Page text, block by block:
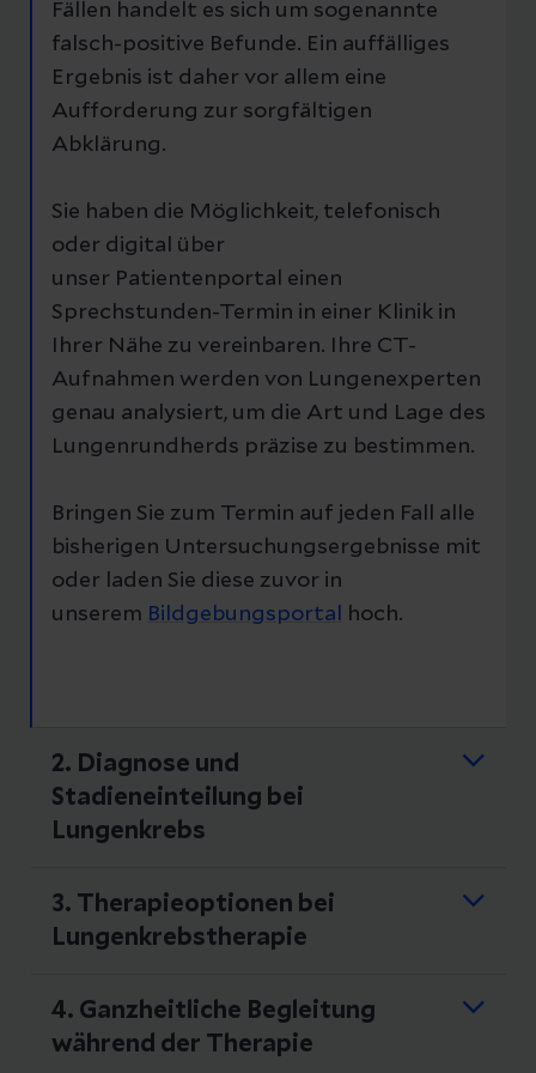
Fällen handelt es sich um sogenannte
falsch-positive Befunde. Ein auffälliges
Ergebnis ist daher vor allem eine
Aufforderung zur sorgfältigen
Abklärung.
Sie haben die Möglichkeit, telefonisch
oder digital über
unser Patientenportal einen
Sprechstunden-Termin in einer Klinik in
Ihrer Nähe zu vereinbaren. Ihre CT-
Aufnahmen werden von Lungenexperten
genau analysiert, um die Art und Lage des
Lungenrundherds präzise zu bestimmen.
Bringen Sie zum Termin auf jeden Fall alle
bisherigen Untersuchungsergebnisse mit
oder laden Sie diese zuvor in
unserem Bildgebungsportal hoch.
2. Diagnose und
Stadieneinteilung bei
Lungenkrebs
In der Regel wird eine Krebsdiagnose
durch eine Lungenbiopsie gesichert.
entnommen, die anschließend unter dem
Mikroskop untersucht wird. Mögliche
3. Therapieoptionen bei
Lungenkrebstherapie
Tumorkonferenzen werden alle
medizinischen Befunde genau geprüft,
4. Ganzheitliche Begleitung
während der Therapie